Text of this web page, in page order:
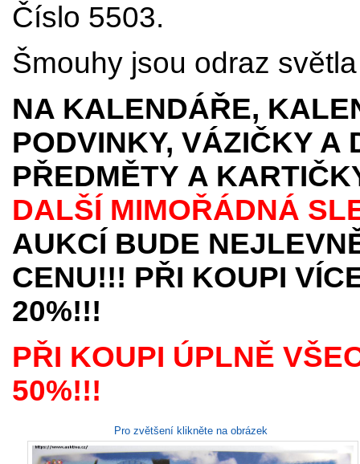
Číslo 5503.
Šmouhy jsou odraz
NA KALENDÁŘE,
PODVINKY, VÁZIČKY A
PŘEDMĚTY A
DALŠÍ MIMOŘÁDNÁ
AUKCÍ BUDE
CENU!!! PŘI KOUPI
20%!!!
PŘI KOUPI ÚPLNĚ
50%!!!
Pro zvětšení klikněte na obrázek